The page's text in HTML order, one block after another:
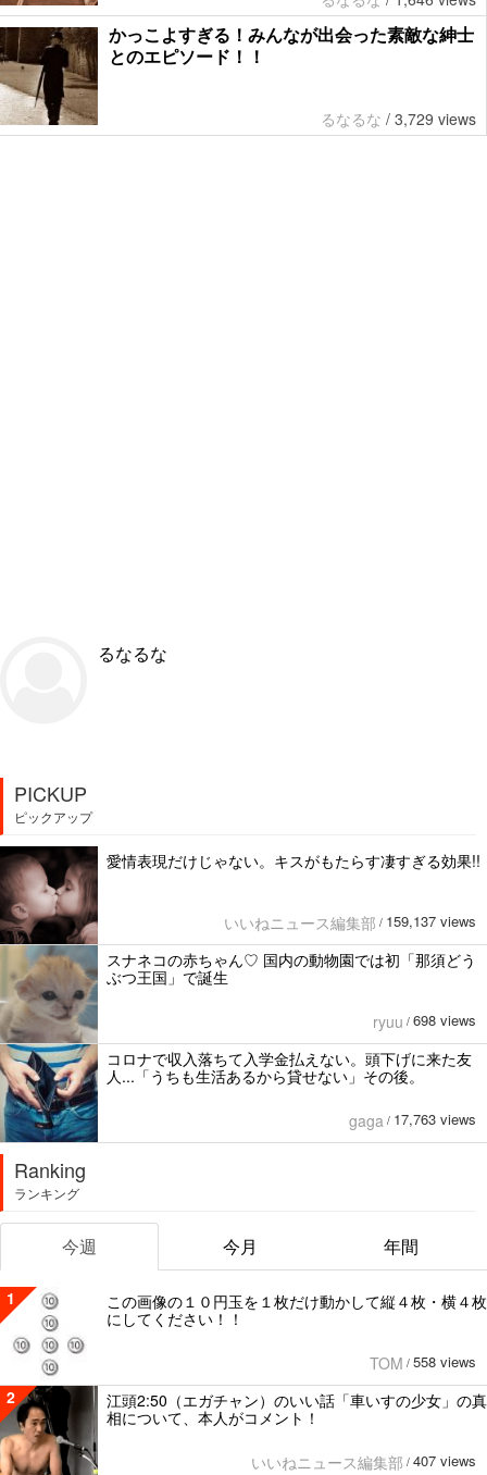
かっこよすぎる！みんなが出会った素敵な紳士
とのエピソード！！
るなるな / 3,729 views
るなるな
PICKUP
ピックアップ
愛情表現だけじゃない。キスがもたらす凄すぎる効果!!
いいねニュース編集部 / 159,137 views
スナネコの赤ちゃん♡ 国内の動物園では初「那須どう
ぶつ王国」で誕生
ryuu / 698 views
コロナで収入落ちて入学金払えない。頭下げに来た友
人...「うちも生活あるから貸せない」その後。
gaga / 17,763 views
Ranking
ランキング
今週 今月 年間
1
この画像の１０円玉を１枚だけ動かして縦４枚・横４枚
にしてください！！
TOM / 558 views
2
江頭2:50（エガチャン）のいい話「車いすの少女」の真
相について、本人がコメント！
いいねニュース編集部 / 407 views